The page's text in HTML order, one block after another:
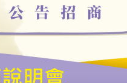
臺北市信義區虎林段
147地號等45筆土地
市更新案
臺北市信義區永吉路321巷
林街56巷以南，虎林街以西
路以北所圍之部分街廓範圍